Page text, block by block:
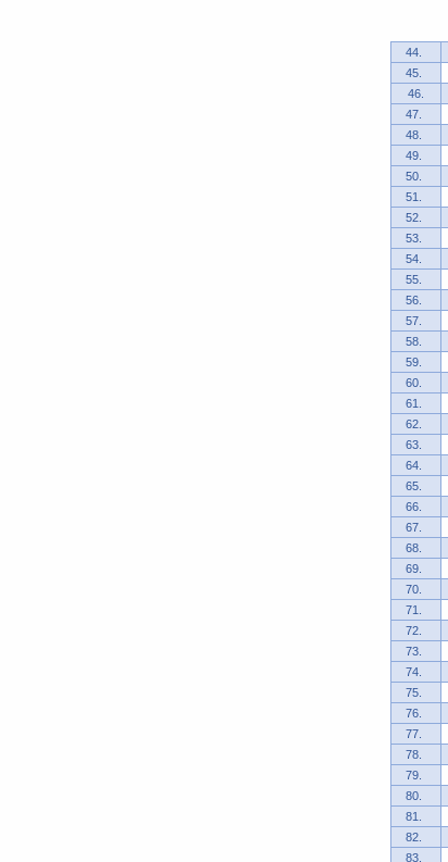
44.
45.
46.
47.
48.
49.
50.
51.
52.
53.
54.
55.
56.
57.
58.
59.
60.
61.
62.
63.
64.
65.
66.
67.
68.
69.
70.
71.
72.
73.
74.
75.
76.
77.
78.
79.
80.
81.
82.
83.